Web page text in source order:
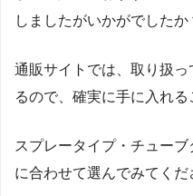
しましたがいかがでしたか
通販サイトでは、取り扱
るので、確実に手に入れる
スプレータイプ・チュー
に合わせて選んでみてくだ